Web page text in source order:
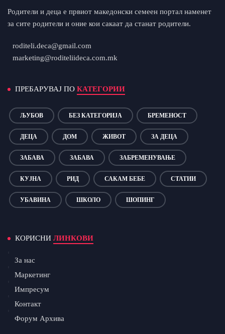
Родители и деца е првиот македонски семеен портал наменет
за сите родители и оние кои сакаат да станат родители.
roditeli.deca@gmail.com
marketing@roditeliideca.com.mk
ПРЕБАРУВАЈ ПО КАТЕГОРИИ
ЉУБОВ БЕЗ КАТЕГОРИЈА БРЕМЕНОСТ
ДЕЦА ДОМ ЖИВОТ ЗА ДЕЦА
ЗАБАВА ЗАБАВА ЗАБРЕМЕНУВАЊЕ
КУЈНА РИД САКАМ БЕБЕ СТАТИИ
УБАВИНА ШКОЛО ШОПИНГ
КОРИСНИ ЛИНКОВИ
За нас
Маркетинг
Импресум
Контакт
Форум Архива